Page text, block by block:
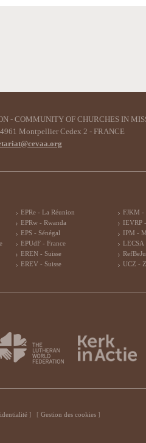
- COMMUNITY OF CHURCHES IN
Montpellier Cedex 2 - FRANCE
EPRe - La Réunion
EPRw - Rwanda
EPS - Sénégal
EPUdF - France
EREN - Suisse
EREV - Suisse
FJKM -
IEVRP
IPM -
LECSA
UCZ -
Gestion des cookies